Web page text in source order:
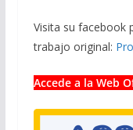
Visita su facebook
trabajo original:
Accede a la Web